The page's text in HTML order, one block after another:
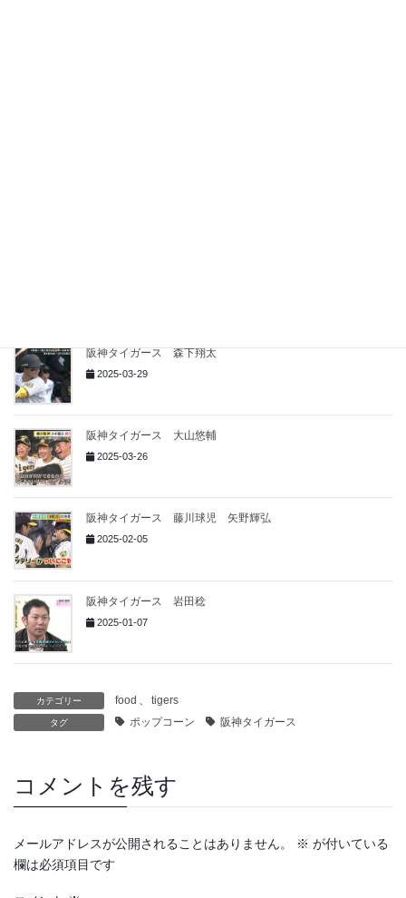
阪神タイガース 森下翔太
2025-03-29
阪神タイガース 大山悠輔
2025-03-26
阪神タイガース 藤川球児 矢野輝弘
2025-02-05
阪神タイガース 岩田稔
2025-01-07
カテゴリー food tigers
タグ ポップコーン 阪神タイガース
コメントを残す
メールアドレスが公開されることはありません。 ※ が付いている
欄は必須項目です